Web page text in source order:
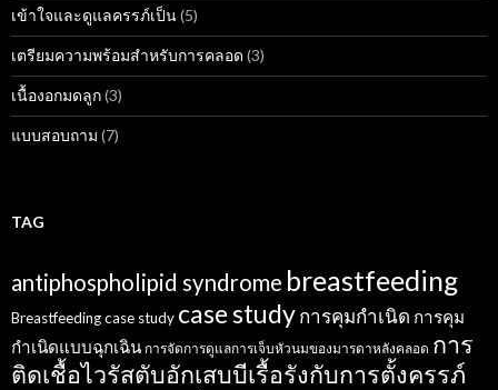
เข้าใจและดูแลครรภ์เป็น(5)
เตรียมความพร้อมสำหรับการคลอด (3)
เนื้องอกมดลูก(3)
แบบสอบถาม (7)
TAG
antiphospholipid syndrome breastfeeding
Breastfeeding case study case studyการคุมกำเนิด การคุม
กำเนิดแบบฉุกเฉิน การจัดการดูแลการเจ็บหัวนมของมารดาหลังคลอด การ
ติดเชื้อไวรัสตับอักเสบบีเรื้อรังกับการตั้งครรภ์